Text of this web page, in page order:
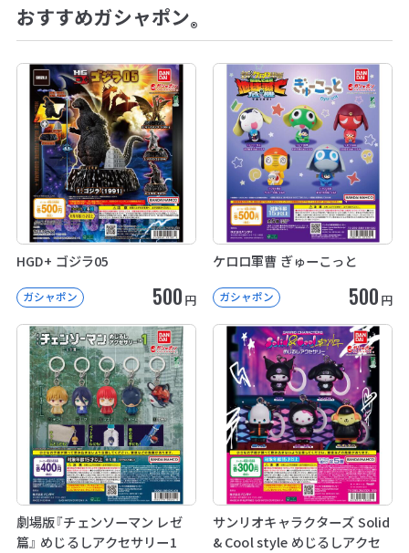
おすすめガシャポン®
HGD+ ゴジラ05
ガシャポン 500 円
ケロロ軍曹 ぎゅーこっと
ガシャポン 500 円
劇場版『チェンソーマン レゼ
篇』 めじるしアクセサリー1
サンリオキャラクターズ Solid
& Cool style めじるしアクセ